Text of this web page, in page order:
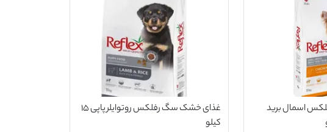
اسمال برید
غذای خشک سگ رفلکس روتوایلر پاپی 15
کیلو